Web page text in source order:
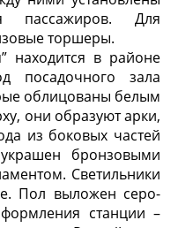
пассажиров. Для
торшеры.
в районе
посадочного зала
облицованы белым
они образуют арки,
из боковых частей
бронзовыми
Светильники
Пол выложен серо-
станции –